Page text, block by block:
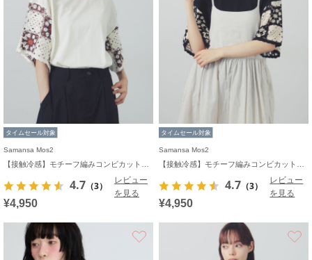
タイムセール対象
Samansa Mos2
4.7 （3）
レビュー
を見る
¥4,950
タイムセール対象
Samansa Mos2
4.7 （3）
レビュー
を見る
¥4,950